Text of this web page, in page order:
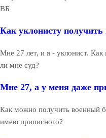
ВБ
Как уклонисту
Мне 27 лет, и я - уклонист. Как
ли мне суд?
Мне 27, а у меня даже
Как можно получить военный
имею приписного?